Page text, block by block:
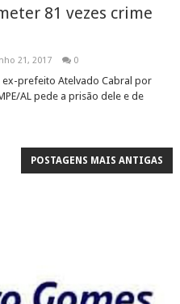
81 vezes crime
21, 2017 0
prefeito Atelvado Cabral por
AL pede a prisão dele e de
POSTAGENS MAIS ANTIGAS